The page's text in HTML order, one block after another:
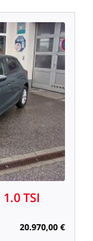
1.0TSI
20.970,00 €